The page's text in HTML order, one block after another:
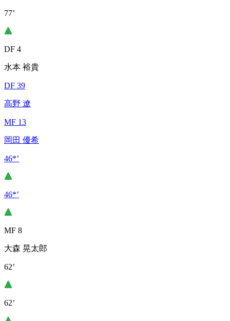
77’
DF 4
水本 裕貴
DF 39
高野 遼
MF 13
岡田 優希
46*’
46*’
MF 8
大森 晃太郎
62’
62’